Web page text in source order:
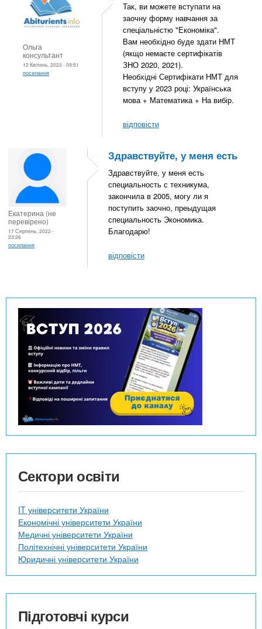
Ольга
консультант
12 Квітень, 2023 - 09:51
посилання
Так, ви можете вступати на
заочну форму навчання за
спеціальністю "Економіка".
Вам необхідно буде здати НМТ
(якщо немаєте сертифікатів
ЗНО 2020, 2021).
Необхідні Сертифікати НМТ для
вступу у 2023 році: Українська
мова + Математика + На вибір.
відповісти
Екатерина (не
перевірено)
17 Серпень, 2022 -
23:26
посилання
Здравствуйте, у меня есть
Здравствуйте, у меня есть
специальность с техникума,
закончила в 2005, могу ли я
поступить заочно, преыдущая
специальность Экономика.
Благодарю!
відповісти
Сектори освіти
IT університети України
Економічні університети України
Медичні університети України
Політехнічні університети України
Юридичні університети України
Підготовчі курси